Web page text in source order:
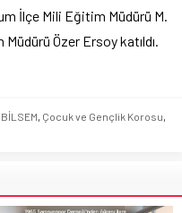
İlçe Mili Eğitim Müdürü M.
Özer Ersoy katıldı.
BİLSEM Çocuk ve Gençlik Korosu